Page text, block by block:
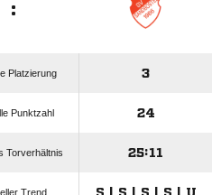
:
Platzierung 3
Punktzahl 24
Torverhältnis 25:11
Trend S | S | S | S | U